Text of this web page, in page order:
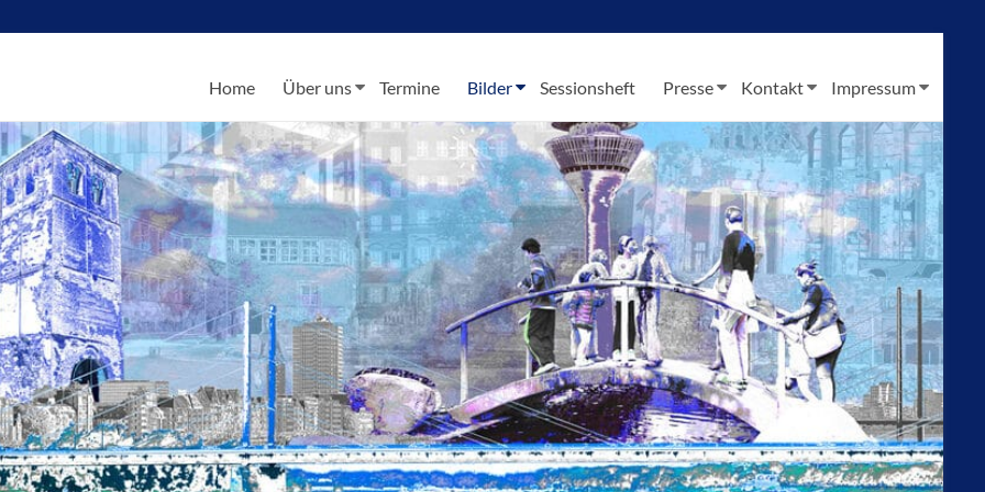
Home Über uns Termine Bilder Sessionsheft Presse Kontakt Impressum